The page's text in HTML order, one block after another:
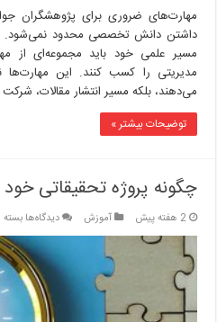
مهارت‌های ضروری برای پژوهشگران
داشتن دانش تخصصی محدود نمی‌شود.
مسیر علمی خود باید مجموعه‌ای از
مدیریتی را کسب کنند. این مهارت‌ها
می‌دهند، بلکه مسیر انتشار مقالات،
توضیحات بیشتر »
چگونه پروژه تحقیقاتی
2 هفته پیش آموزش دیدگاه‌هابرای
پروژه
خود